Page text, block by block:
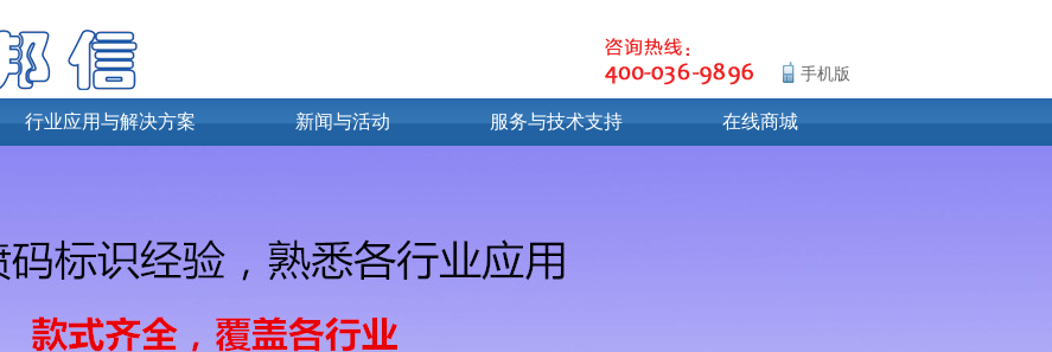
手机版
行业应用与解决方案 新闻与活动 服务与技术支持 在线商城